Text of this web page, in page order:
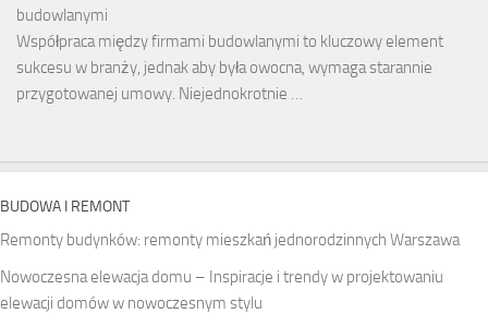
budowlanymi
Współpraca między firmami budowlanymi to kluczowy element
sukcesu w branży, jednak aby była owocna, wymaga starannie
przygotowanej umowy. Niejednokrotnie …
BUDOWA I REMONT
Remonty budynków: remonty mieszkań jednorodzinnych Warszawa
Nowoczesna elewacja domu – Inspiracje i trendy w projektowaniu
elewacji domów w nowoczesnym stylu